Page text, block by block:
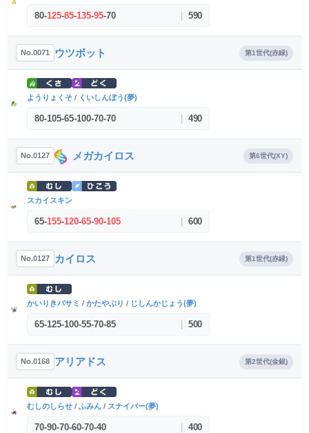
80-125-85-135-95-70 590
No.0071 ウツボット 第1世代(赤緑)
ようりょくそ / くいしんぼう(夢)
80-105-65-100-70-70 490
No.0127 メガカイロス 第6世代(XY)
スカイスキン
65-155-120-65-90-105 600
No.0127 カイロス 第1世代(赤緑)
かいりきバサミ / かたやぶり / じしんかじょう(夢)
65-125-100-55-70-85 500
No.0168 アリアドス 第2世代(金銀)
むしのしらせ / ふみん / スナイパー(夢)
70-90-70-60-70-40 400